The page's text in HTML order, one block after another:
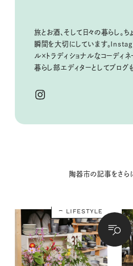
旅とお酒、そして日々の暮らし。
瞬間を大切にしています。
ル×トラディショナルなコーディネ
暮らし部エディターとしてブログ
陶器市の記事をさら
LIFESTYLE